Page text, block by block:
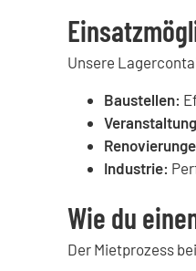
Unsere
Baustellen:
Industrie:
Wie du
Der Mietprozess